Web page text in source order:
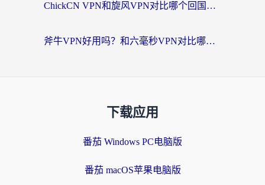
ChickCN VPN和旋风VPN对比哪个回国效果更好？海外党实测回国内网神器指南
斧牛VPN好用吗？和六毫秒VPN对比哪个回国效果更好？海外党亲测实用指南
下载应用
番茄 Windows PC电脑版
番茄 macOS苹果电脑版